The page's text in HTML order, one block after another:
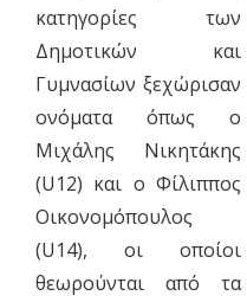
κατηγορίες των
Δημοτικών και
Γυμνασίων ξεχώρισαν
ονόματα όπως ο
Μιχάλης Νικητάκης
(U12) και ο Φίλιππος
Οικονομόπουλος
(U14), οι οποίοι
θεωρούνται από τα